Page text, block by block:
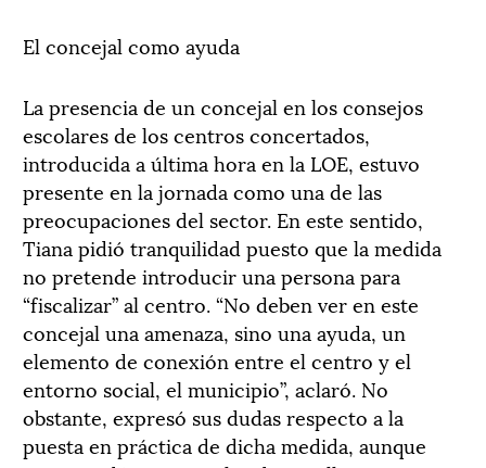
El concejal como ayuda
La presencia de un concejal en los consejos
escolares de los centros concertados,
introducida a última hora en la LOE, estuvo
presente en la jornada como una de las
preocupaciones del sector. En este sentido,
Tiana pidió tranquilidad puesto que la medida
no pretende introducir una persona para
“fiscalizar” al centro. “No deben ver en este
concejal una amenaza, sino una ayuda, un
elemento de conexión entre el centro y el
entorno social, el municipio”, aclaró. No
obstante, expresó sus dudas respecto a la
puesta en práctica de dicha medida, aunque